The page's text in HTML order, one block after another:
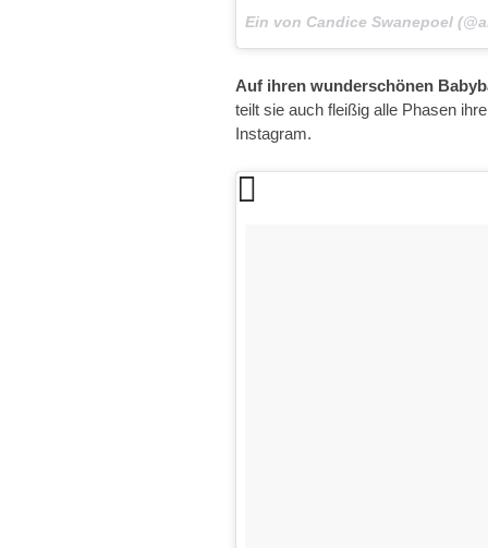
Ein von Candice Swanepoel
Auf ihren wunderschönen
teilt sie auch fleißig alle Phasen
Instagram.